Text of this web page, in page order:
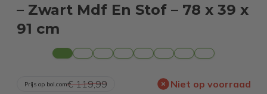
– Zwart Mdf En Stof – 78 x 39 x
91 cm
Prijs op bol.com€ 119,99 Niet op voorraad